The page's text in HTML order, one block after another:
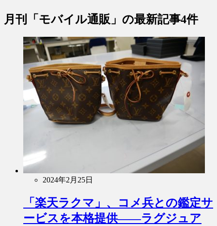
月刊「モバイル通販」 の最新記事4件
2024年2月25日
「楽天ラクマ」、コメ兵との鑑定サ
ービスを本格提供――ラグジュア